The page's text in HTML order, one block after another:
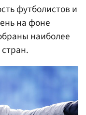
футболистов и
на фоне
наиболее